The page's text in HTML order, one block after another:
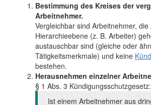
Bestimmung des Kreises der
Arbeitnehmer.
Vergleichbar sind Arbeitnehmer, die
Hierarchieebene (z. B. Arbeiter)
austauschbar sind (gleiche oder
Tätigkeitsmerkmale) und keine
bestehen.
Herausnehmen einzelner
§ 1 Abs. 3 Kündigungsschutzgesetz:
Ist einem Arbeitnehmer aus